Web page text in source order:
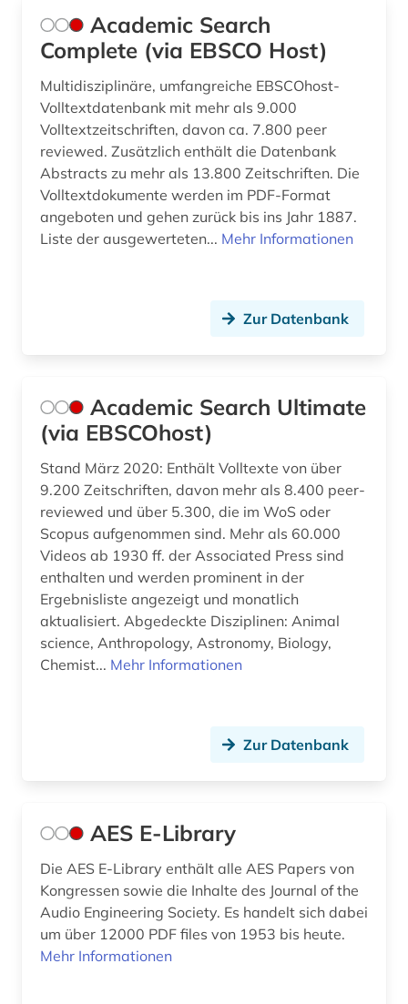
computerspiel (1)
conservatorium der musik (1)
coverversion (1)
darstellende kunst (2)
biologe; geologe (1)
datenbank (1)
design history (1)
deutsches museum von meisterwerken der
naturwissenschaft und technik (1)
deutsches nationaltheater weimar (1)
deutsches sprachgebiet (2)
deutsches volksliedarchiv (1)
deutschland (7)
deutschsprachig (1)
digitale musik (1)
digitale noten (2)
digitalisat (1)
Academic Search
Complete (via EBSCO Host)
Multidisziplinäre, umfangreiche EBSCOhost-
Volltextdatenbank mit mehr als 9.000
Volltextzeitschriften, davon ca. 7.800 peer
reviewed. Zusätzlich enthält die Datenbank
Abstracts zu mehr als 13.800 Zeitschriften. Die
Volltextdokumente werden im PDF-Format
angeboten und gehen zurück bis ins Jahr 1887.
Liste der ausgewerteten... Mehr Informationen
Zur Datenbank
Academic Search Ultimate
(via EBSCOhost)
Stand März 2020: Enthält Volltexte von über
9.200 Zeitschriften, davon mehr als 8.400 peer-
reviewed und über 5.300, die im WoS oder
Scopus aufgenommen sind. Mehr als 60.000
Videos ab 1930 ff. der Associated Press sind
enthalten und werden prominent in der
Ergebnisliste angezeigt und monatlich
aktualisiert. Abgedeckte Disziplinen: Animal
science, Anthropology, Astronomy, Biology,
Chemist... Mehr Informationen
Zur Datenbank
AES E-Library
Die AES E-Library enthält alle AES Papers von
Kongressen sowie die Inhalte des Journal of the
Audio Engineering Society. Es handelt sich dabei
um über 12000 PDF files von 1953 bis heute.
Mehr Informationen